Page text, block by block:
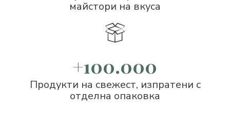
майстори на вкуса
+100.000
Продукти на свежест, изпратени с
отделна опаковка